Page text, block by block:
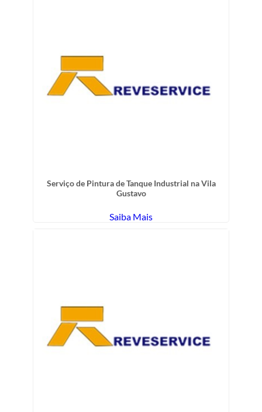
Serviço de Pintura de Tanque Industrial na Vila
Gustavo
Saiba Mais